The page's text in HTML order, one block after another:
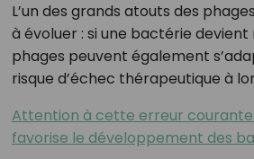
L’un des grands atouts des
à évoluer : si une bactérie devient
phages peuvent également
risque d’échec thérapeutique à
Attention à cette erreur
favorise le développement des